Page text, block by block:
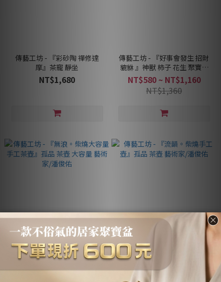
傳藝工坊 - 『彩砂陶 禪修達
摩』茶寵 靜坐
NT$1,680
傳藝工坊 - 『好事會發生 招財
貔貅 』神獸 柿子 花生 聚寶盆
青砂石塑
NT$580 ~ NT$1,160
NT$1,360
傳藝工坊 - 『無浪。柴燒大容量
手工茶壺』孤品 茶壺 大容量 藝
術家/潘俊佑
傳藝工坊 - 『流韻。柴燒手工
壺』孤品 茶壺 藝術家/潘俊佑
NT$5,800